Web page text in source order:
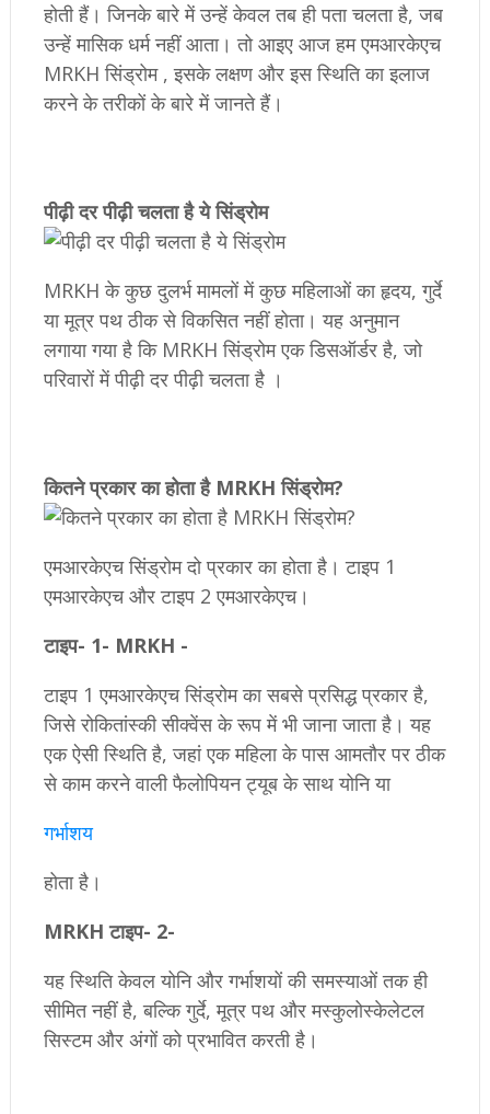
होती हैं। जिनके बारे में उन्हें केवल तब ही पता चलता है, जब
उन्हें मासिक धर्म नहीं आता। तो आइए आज हम एमआरकेएच
MRKH सिंड्रोम , इसके लक्षण और इस स्थिति का इलाज
करने के तरीकों के बारे में जानते हैं।
​पीढ़ी दर पीढ़ी चलता है ये सिंड्रोम
MRKH के कुछ दुलर्भ मामलों में कुछ महिलाओं का हृदय, गुर्दे
या मूत्र पथ ठीक से विकसित नहीं होता। यह अनुमान
लगाया गया है कि MRKH सिंड्रोम एक डिसऑर्डर है, जो
परिवारों में पीढ़ी दर पीढ़ी चलता है ।
​कितने प्रकार का होता है MRKH सिंड्रोम?
एमआरकेएच सिंड्रोम दो प्रकार का होता है। टाइप 1
एमआरकेएच और टाइप 2 एमआरकेएच।
टाइप- 1- MRKH -
टाइप 1 एमआरकेएच सिंड्रोम का सबसे प्रसिद्ध प्रकार है,
जिसे रोकितांस्की सीक्वेंस के रूप में भी जाना जाता है। यह
एक ऐसी स्थिति है, जहां एक महिला के पास आमतौर पर ठीक
से काम करने वाली फैलोपियन ट्यूब के साथ योनि या
गर्भाशय
होता है।
MRKH टाइप- 2-
यह स्थिति केवल योनि और गर्भाशयों की समस्याओं तक ही
सीमित नहीं है, बल्कि गुर्दे, मूत्र पथ और मस्कुलोस्केलेटल
सिस्टम और अंगों को प्रभावित करती है।